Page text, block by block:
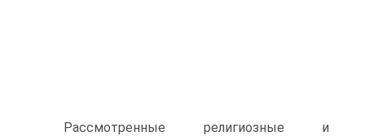
Рассмотренные религиозные и